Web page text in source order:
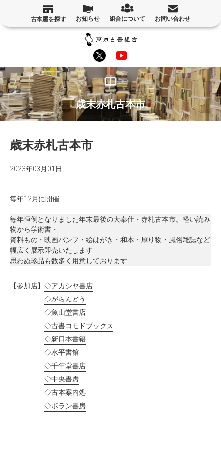
古本屋を探す お知らせ 組合について お問い合わせ
歳末赤札古本市
歳末赤札古本市
2023年03月01日
毎年12月に開催
毎年恒例となりました年末最後の大奉仕・赤札古本市。軽い読み
物から学術書・
資料もの・映画パンフ・絵はがき・和本・刷り物・風俗雑誌など
幅広く展示即売いたします
思わぬ珍品も数多く用意しております
【参加店】 ◇アカシヤ書店
◇がらんどう
◇魚山堂書店
◇古書コモドブックス
◇新日本書籍
◇水平書館
◇千年堂書店
◇中央書房
◇古本案内処
◇ポラン書房